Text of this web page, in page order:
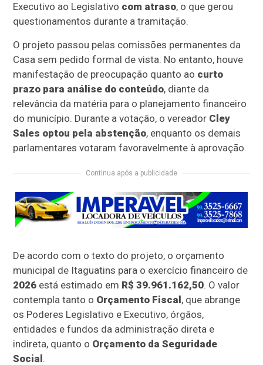
Executivo ao Legislativo com atraso, o que gerou
questionamentos durante a tramitação.
O projeto passou pelas comissões permanentes da
Casa sem pedido formal de vista. No entanto, houve
manifestação de preocupação quanto ao curto
prazo para análise do conteúdo, diante da
relevância da matéria para o planejamento financeiro
do município. Durante a votação, o vereador Cley
Sales optou pela abstenção, enquanto os demais
parlamentares votaram favoravelmente à aprovação.
Continua após a publicidade
De acordo com o texto do projeto, o orçamento
municipal de Itaguatins para o exercício financeiro de
2026 está estimado em R$ 39.961.162,50. O valor
contempla tanto o Orçamento Fiscal, que abrange
os Poderes Legislativo e Executivo, órgãos,
entidades e fundos da administração direta e
indireta, quanto o Orçamento da Seguridade
Social.